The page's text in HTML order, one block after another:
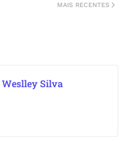
MAIS RECENTES
Weslley Silva